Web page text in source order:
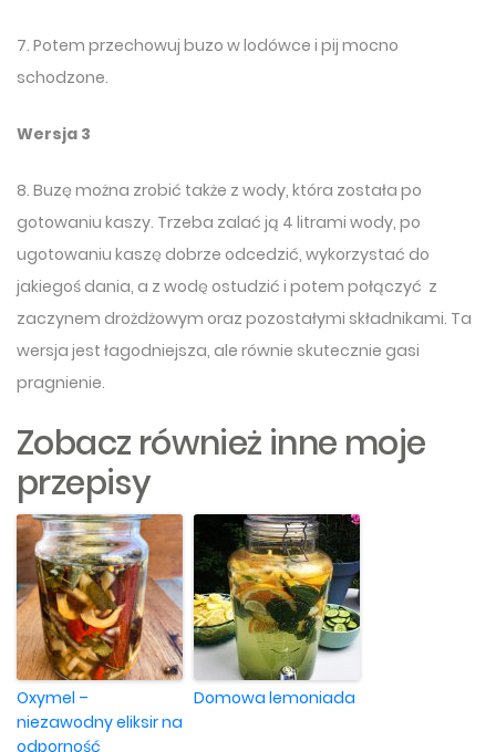
7. Potem przechowuj buzo w lodówce i pij mocno
schodzone.
Wersja 3
8. Buzę można zrobić także z wody, która została po
gotowaniu kaszy. Trzeba zalać ją 4 litrami wody, po
ugotowaniu kaszę dobrze odcedzić, wykorzystać do
jakiegoś dania, a z wodę ostudzić i potem połączyć z
zaczynem drożdżowym oraz pozostałymi składnikami. Ta
wersja jest łagodniejsza, ale równie skutecznie gasi
pragnienie.
Zobacz również inne moje
przepisy
Oxymel –
niezawodny eliksir na
odporność
Domowa lemoniada